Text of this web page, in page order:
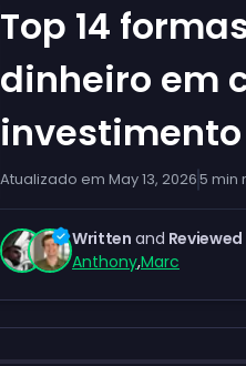
Top 14
dinheiro em
investimento
Atualizado em May 13, 20265 min
Written and Reviewed
Anthony,Marc